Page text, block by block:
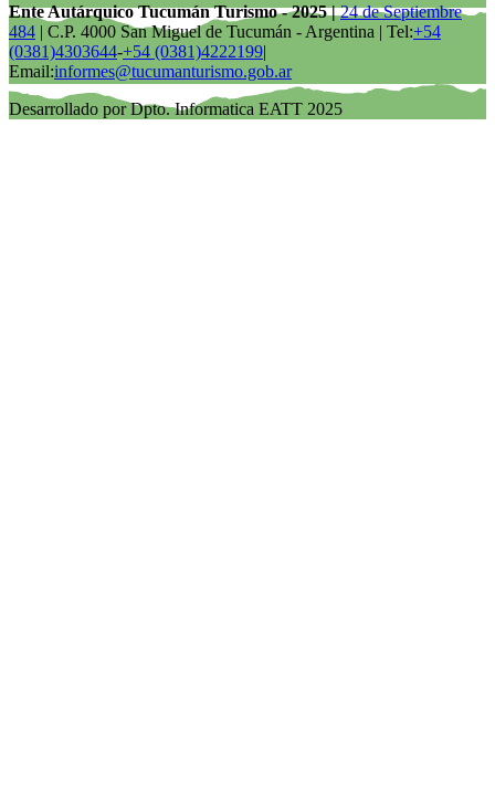
Ente Autárquico Tucumán Turismo - 2025 |24 de Septiembre
484 | C.P. 4000 San Miguel de Tucumán - Argentina | Tel:+54
(0381)4303644-+54 (0381)4222199|
Email:informes@tucumanturismo.gob.ar
Desarrollado por Dpto. Informatica EATT 2025